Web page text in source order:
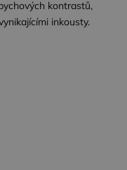
kontrastů,
inkousty.